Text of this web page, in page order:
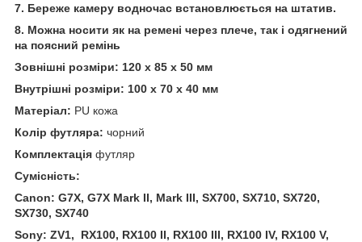
7. Береже камеру водночас встановлюється на штатив.
8. Можна носити як на ремені через плече, так і одягнений
на поясний ремінь
Зовнішні розміри: 120 х 85 х 50 мм
Внутрішні розміри: 100 х 70 х 40 мм
Матеріал: PU кожа
Колір футляра: чорний
Комплектація футляр
Сумісність:
Canon: G7X, G7X Mark II, Mark III, SX700, SX710, SX720,
SX730, SX740
Sony: ZV1, RX100, RX100 II, RX100 III, RX100 IV, RX100 V,